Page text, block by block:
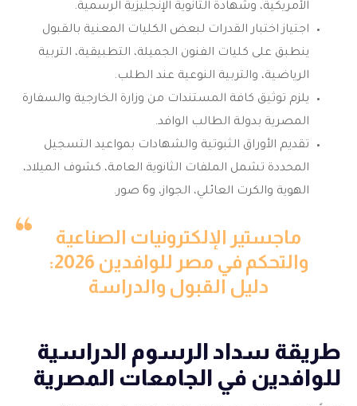
الأمريكية، وشهادة الثانوية الإنجليزية الرسمية.
اجتياز اختبار القدرات لبعض الكليات المعنية بالقبول
ينطبق على كليات الفنون الجميلة، التطبيقية، التربية
الرياضية، والتربية النوعية عند الطلب.
يلزم توثيق كافة المستندات من وزارة الخارجية والسفارة
المصرية بدولة الطالب الوافد.
تقديم الأوراق الثبوتية والشهادات بمواعيد التسجيل
المحددة تشمل الملفات الثانوية العامة، كشوف الميلاد،
الهوية والكرت العائلي، الجواز، و6 صور.
ماجستير الإلكترونيات الصناعية
والتحكم في مصر للوافدين 2026:
دليل القبول والدراسة
طريقة سداد الرسوم الدراسية
للوافدين في الجامعات المصرية